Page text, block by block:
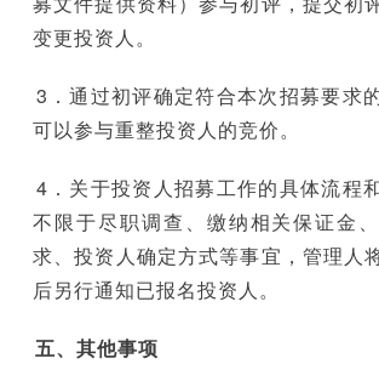
变更投资人。
．通过初评确定符合本次招募要求的
可以参与重整投资人的竞价。
．关于投资人招募工作的具体流程和
不限于尽职调查、缴纳相关保证金
求、投资人确定方式等事宜，管理人
后另行通知已报名投资人。
五、其他事项